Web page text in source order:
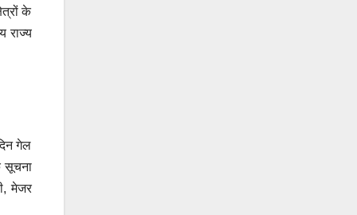
के
राज्य
गेल
सूचना
मेजर